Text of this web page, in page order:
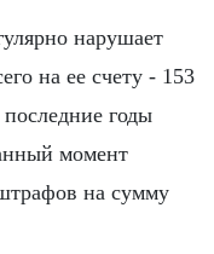
нарушает
на ее счету - 153
годы
момент
на сумму